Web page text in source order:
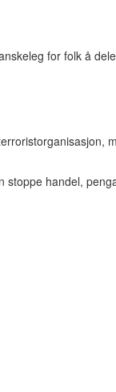
for folk å
stoppe handel,